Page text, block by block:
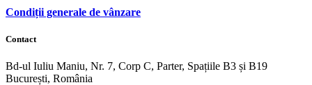
Condiții generale de vânzare
Contact
Bd-ul Iuliu Maniu, Nr. 7, Corp C, Parter, Spațiile B3 și B19
București, România